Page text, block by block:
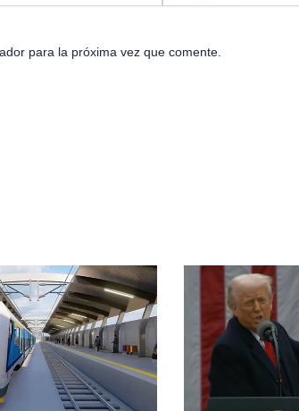
para la próxima vez que comente.
PagePagePage